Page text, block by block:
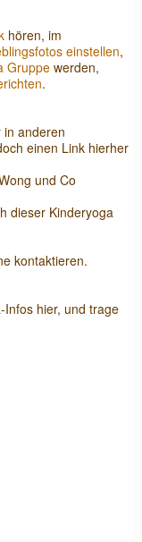
hören, im
einstellen,
Gruppewerden,
.
anderen
einen Link hierher
und Co
dieser Kinderyoga
kontaktieren.
hier, und trage